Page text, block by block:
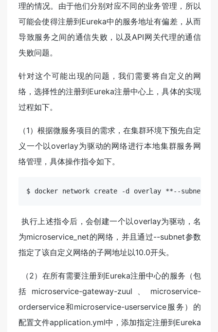
理的情况。由于他们分别对应不同的业务管理，所以
可能会使得注册到Eureka中的服务地址有偏差，从而
导致服务之间的通信失败，以及API网关代理的通信
失败问题。
针对这个可能出现的问题，我们需要将自定义的网
络，选择性的注册到Eureka注册中心上，具体的实现
过程如下。
（1）根据微服务项目的需求，在集群环境下预先自定
义一个以overlay为驱动的网络进行本地集群服务网
络管理，具体操作指令如下。
$ docker network create -d overlay **--subnet
​ 执行上述指令后，会创建一个以overlay为驱动，名
为microservice_net的网络，并且通过--subnet参数
指定了该自定义网络的子网地址以10.0开头。
​ （2）在所有需要注册到Eureka注册中心的服务（包
括microservice-gateway-zuul、microservice-
orderservice和microservice-userservice服务）的
配置文件application.yml中，添加指定注册到Eureka